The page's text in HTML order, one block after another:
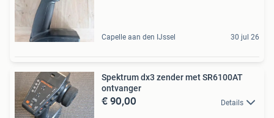
Capelle aan den IJssel 30 jul 26
Spektrum dx3 zender met SR6100AT
ontvanger
€ 90,00 Details